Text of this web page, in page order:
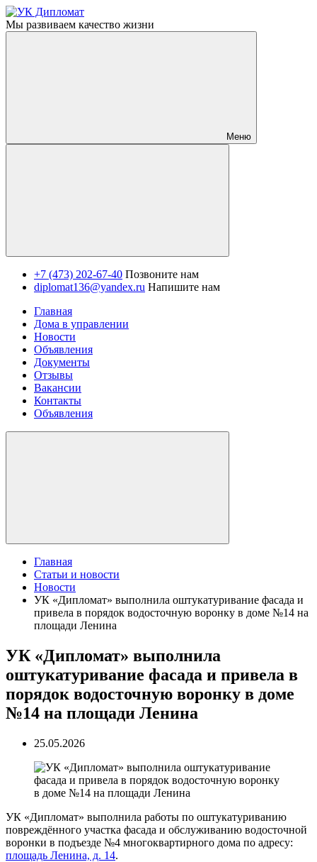
Мы развиваем качество жизни
Меню
+7 (473) 202-67-40 Позвоните нам
diplomat136@yandex.ru Напишите нам
Главная
Дома в управлении
Новости
Объявления
Документы
Отзывы
Вакансии
Контакты
Объявления
Главная
Статьи и новости
Новости
УК «Дипломат» выполнила оштукатуривание фасада и
привела в порядок водосточную воронку в доме №14 на
площади Ленина
УК «Дипломат» выполнила
оштукатуривание фасада и привела в
порядок водосточную воронку в доме
№14 на площади Ленина
25.05.2026
УК «Дипломат» выполнила работы по оштукатуриванию
повреждённого участка фасада и обслуживанию водосточной
воронки в подъезде №4 многоквартирного дома по адресу:
площадь Ленина, д. 14.